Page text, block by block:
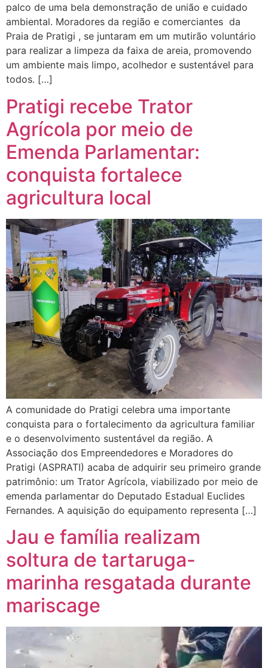
palco de uma bela demonstração de união e cuidado
ambiental. Moradores da região e comerciantes da
Praia de Pratigi , se juntaram em um mutirão voluntário
para realizar a limpeza da faixa de areia, promovendo
um ambiente mais limpo, acolhedor e sustentável para
todos. […]
Pratigi recebe Trator
Agrícola por meio de
Emenda Parlamentar:
conquista fortalece
agricultura local
A comunidade do Pratigi celebra uma importante
conquista para o fortalecimento da agricultura familiar
e o desenvolvimento sustentável da região. A
Associação dos Empreendedores e Moradores do
Pratigi (ASPRATI) acaba de adquirir seu primeiro grande
patrimônio: um Trator Agrícola, viabilizado por meio de
emenda parlamentar do Deputado Estadual Euclides
Fernandes. A aquisição do equipamento representa […]
Jau e família realizam
soltura de tartaruga-
marinha resgatada durante
mariscage